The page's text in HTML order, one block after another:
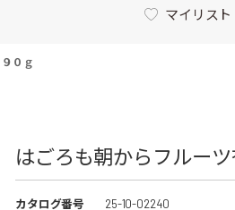
マイリスト
０ｇ
はごろも朝からフルー
カタログ番号
25-10-02240